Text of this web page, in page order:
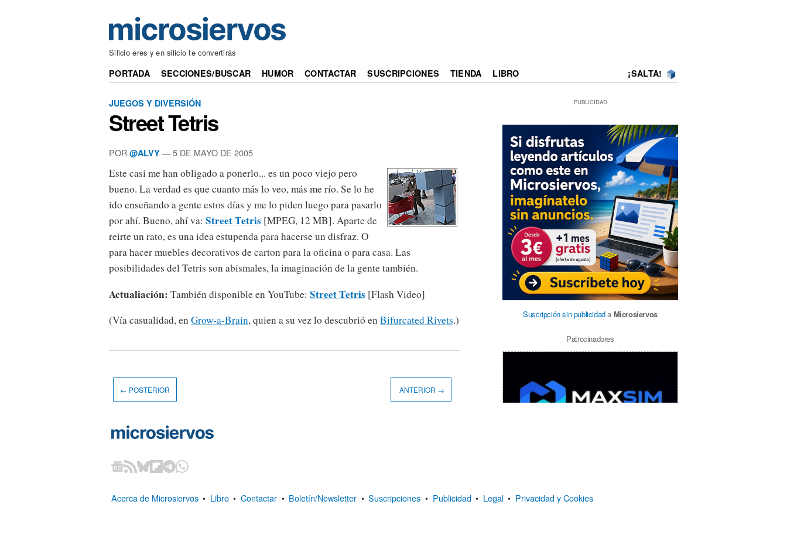
Silicio eres y en silicio te convertirás
PORTADA SECCIONES/BUSCAR HUMOR CONTACTAR SUSCRIPCIONES TIENDA LIBRO ¡SALTA!
JUEGOS Y DIVERSIÓN
Street Tetris
POR @ALVY — 5 DE MAYO DE 2005
Este casi me han obligado a ponerlo... es un poco viejo pero
bueno. La verdad es que cuanto más lo veo, más me río. Se lo he
ido enseñando a gente estos días y me lo piden luego para pasarlo
por ahí. Bueno, ahí va: Street Tetris [MPEG, 12 MB]. Aparte de
reirte un rato, es una idea estupenda para hacerse un disfraz. O
para hacer muebles decorativos de carton para la oficina o para casa. Las
posibilidades del Tetris son abismales, la imaginación de la gente también.
Actualiación: También disponible en YouTube: Street Tetris [Flash Video]
(Vía casualidad, enGrow-a-Brain, quien a su vez lo descubrió enBifurcated Rivets.)
PUBLICIDAD
Suscripción sin publicidada Microsiervos
Patrocinadores
← POSTERIOR ANTERIOR →
Acerca de Microsiervos • Libro • Contactar • Boletín/Newsletter • Suscripciones • Publicidad • Legal • Privacidad y Cookies